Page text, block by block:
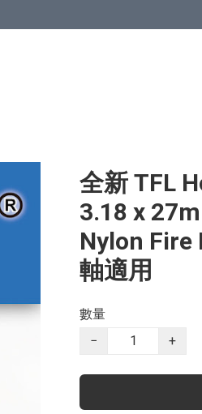
全新 TFL
3.18 x
Nylon Fire
軸適用
數量
−
+